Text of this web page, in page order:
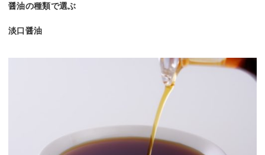
醤油の種類で選ぶ
淡口醤油